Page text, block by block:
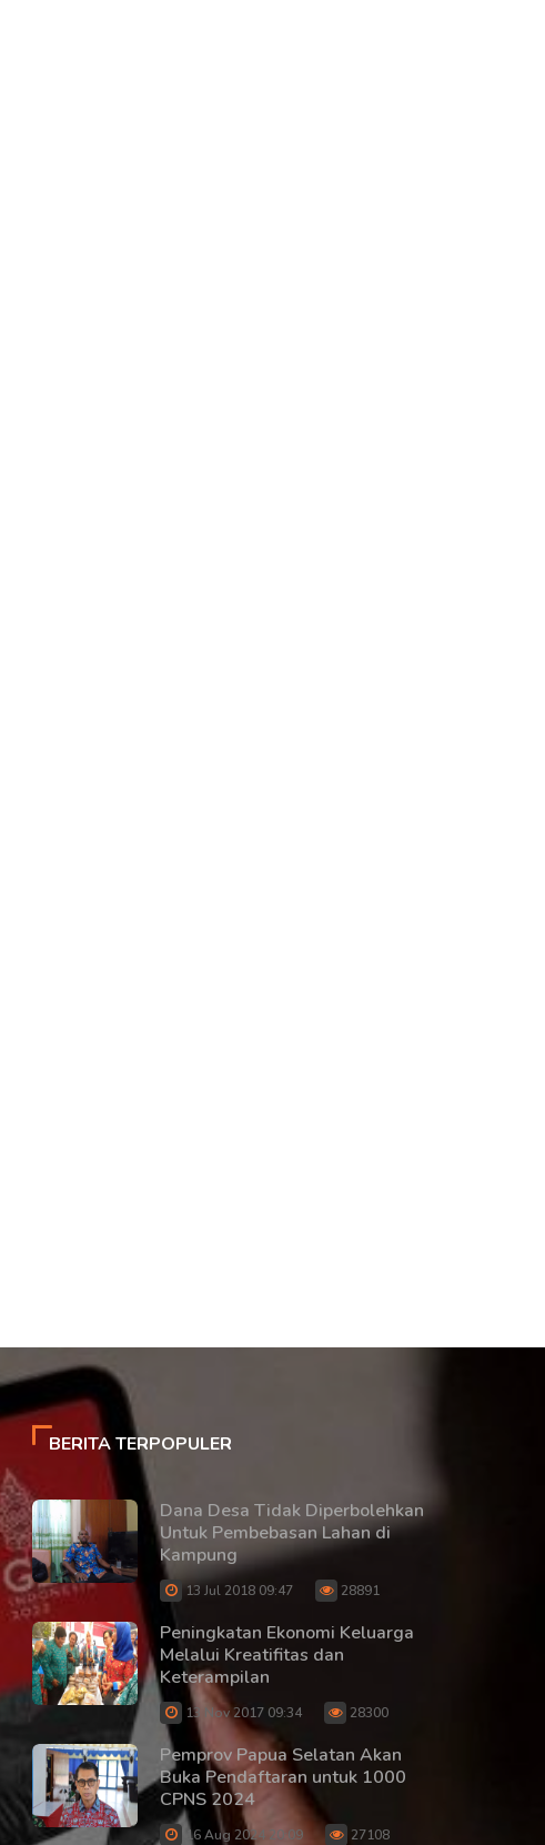
BERITA TERPOPULER
Dana Desa Tidak Diperbolehkan
Untuk Pembebasan Lahan di
Kampung
13 Jul 2018 09:47 28891
Peningkatan Ekonomi Keluarga
Melalui Kreatifitas dan
Keterampilan
13 Nov 2017 09:34 28300
Pemprov Papua Selatan Akan
Buka Pendaftaran untuk 1000
CPNS 2024
16 Aug 2024 20:09 27108